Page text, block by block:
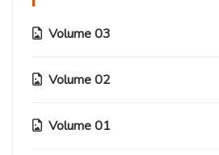
Volume 03
Capitolo 18.5
Volume 02
Capitolo 12
Volume 01